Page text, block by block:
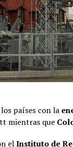
países con la
mientras que
elInstituto de